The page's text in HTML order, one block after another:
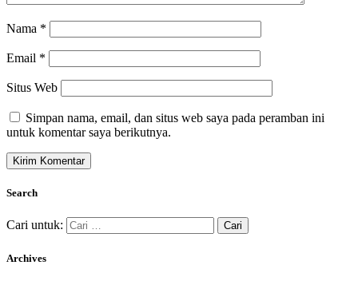
Nama *
Email *
Situs Web
Simpan nama, email, dan situs web saya pada peramban ini
untuk komentar saya berikutnya.
Search
Cari untuk:
Archives